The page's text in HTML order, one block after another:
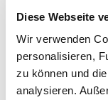
Diese Webseite
Wir verwenden
personalisieren,
zu können und
analysieren.